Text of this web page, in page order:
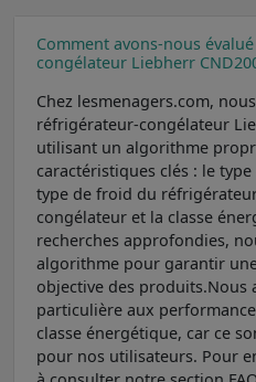
Comment avons-nous
congélateur Liebherr
Chez lesmenagers.com,
réfrigérateur-congélateur
utilisant un algorithme
caractéristiques clés : le
type de froid du
congélateur et la classe
recherches approfondies,
algorithme pour garantir
objective des produits.Nous
particulière aux
classe énergétique, car ce
pour nos utilisateurs. Pour